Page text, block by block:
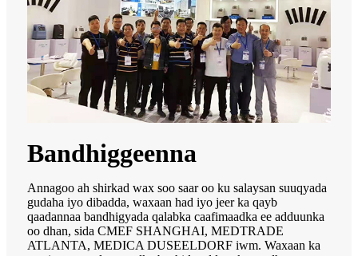
Bandhiggeenna
Annagoo ah shirkad wax soo saar oo ku salaysan suuqyada
gudaha iyo dibadda, waxaan had iyo jeer ka qayb
qaadannaa bandhigyada qalabka caafimaadka ee adduunka
oo dhan, sida CMEF SHANGHAI, MEDTRADE
ATLANTA, MEDICA DUSEELDORF iwm. Waxaan ka